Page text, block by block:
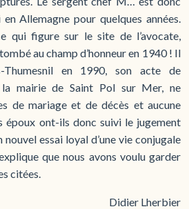
Allemagne pour quelques années.
qui figure sur le site de l’avocate,
au champ d’honneur en 1940 ! Il
Thumesnil en 1990, son acte de
la mairie de Saint Pol sur Mer, ne
de mariage et de décès et aucune
époux ont-ils donc suivi le jugement
essai loyal d’une vie conjugale
que nous avons voulu garder
citées.
Didier Lherbier